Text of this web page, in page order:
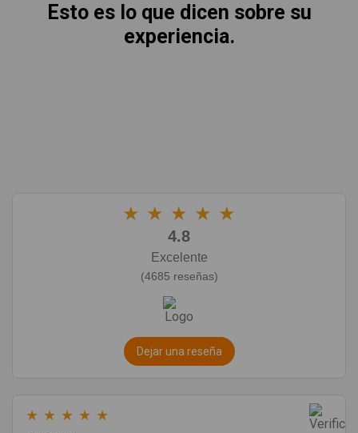
Esto es lo que dicen sobre su
experiencia.
★ ★ ★ ★ ★
4.8
Excelente
(4685 reseñas)
Dejar una reseña
★ ★ ★ ★ ★